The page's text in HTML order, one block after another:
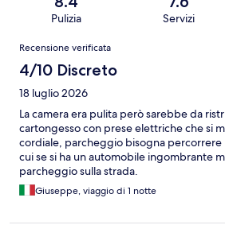
Pulizia Servizi
Recensioni
Recensione verificata
4/10 Discreto
18 luglio 2026
La camera era pulita però sarebbe da
cartongesso con prese elettriche che si
cordiale, parcheggio bisogna percorrere
cui se si ha un automobile ingombrante
parcheggio sulla strada.
Giuseppe, viaggio di 1 notte